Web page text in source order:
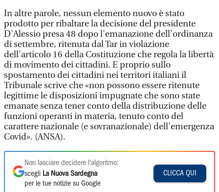
In altre parole, nessun elemento nuovo è stato
prodotto per ribaltare la decisione del presidente
D'Alessio presa 48 dopo l'emanazione dell'ordinanza
di settembre, ritenuta dal Tar in violazione
dell'articolo 16 della Costituzione che regola la libertà
di movimento dei cittadini. E proprio sullo
spostamento dei cittadini nei territori italiani il
Tribunale scrive che «non possono essere ritenute
legittime le disposizioni impugnate che sono state
emanate senza tener conto della distribuzione delle
funzioni operanti in materia, tenuto conto del
carattere nazionale (e sovranazionale) dell'emergenza
Covid». (ANSA).
Non lasciare decidere l'algoritmo:
scegli La Nuova Sardegna
per le tue notizie su Google
CLICCA QUI